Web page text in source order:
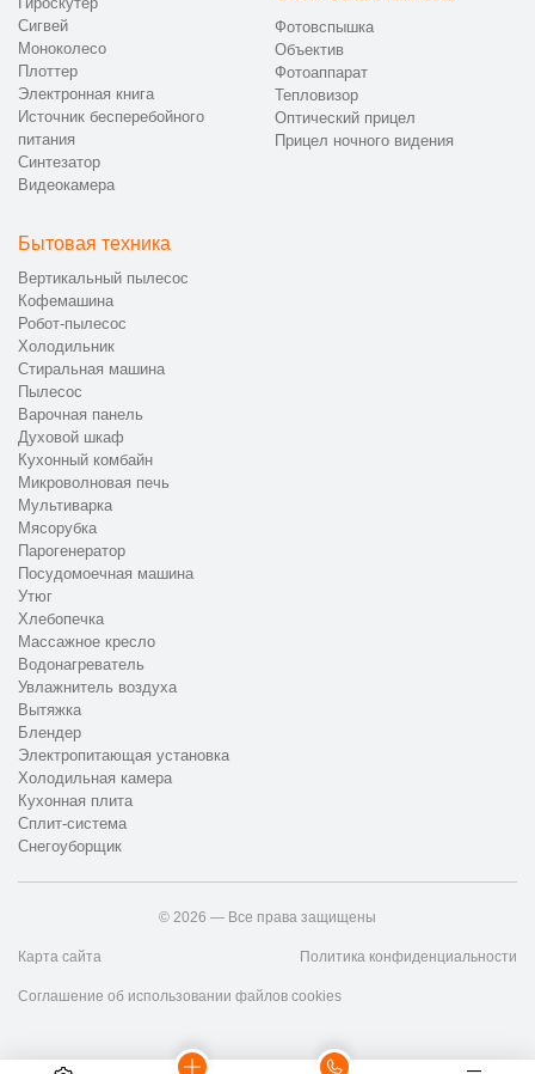
Сигвей
Моноколесо
Плоттер
Электронная книга
Источник бесперебойного
питания
Синтезатор
Видеокамера
Фотовспышка
Объектив
Фотоаппарат
Тепловизор
Оптический прицел
Прицел ночного видения
Бытовая техника
Вертикальный пылесос
Кофемашина
Робот-пылесос
Холодильник
Стиральная машина
Пылесос
Варочная панель
Духовой шкаф
Кухонный комбайн
Микроволновая печь
Мультиварка
Мясорубка
Парогенератор
Посудомоечная машина
Утюг
Хлебопечка
Массажное кресло
Водонагреватель
Увлажнитель воздуха
Вытяжка
Блендер
Электропитающая установка
Холодильная камера
Кухонная плита
Сплит-система
Снегоуборщик
© 2026 — Все права защищены
Карта сайта Политика конфиденциальности
Соглашение об использовании файлов cookies